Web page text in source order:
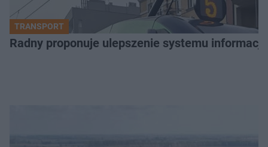
TRANSPORT
Radny proponuje ulepszenie systemu